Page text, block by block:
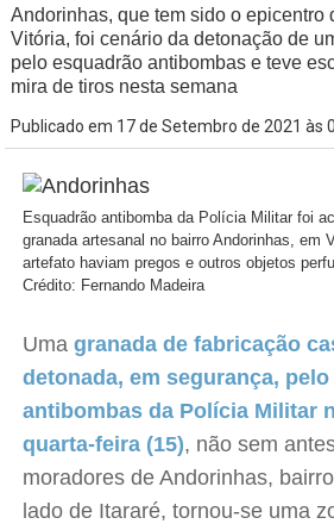
Andorinhas, que tem sido o epicentro
Vitória, foi cenário da detonação de
pelo esquadrão antibombas e teve
mira de tiros nesta semana
Publicado em 17 de Setembro de 2021 às
Esquadrão antibomba da Polícia Militar foi
granada artesanal no bairro Andorinhas, em
artefato haviam pregos e outros objetos
Crédito: Fernando Madeira
Umagranada de fabricação
detonada, em segurança,
antibombas da Polícia Militar
quarta-feira (15), não sem
moradores de Andorinhas,
lado de Itararé, tornou-se uma